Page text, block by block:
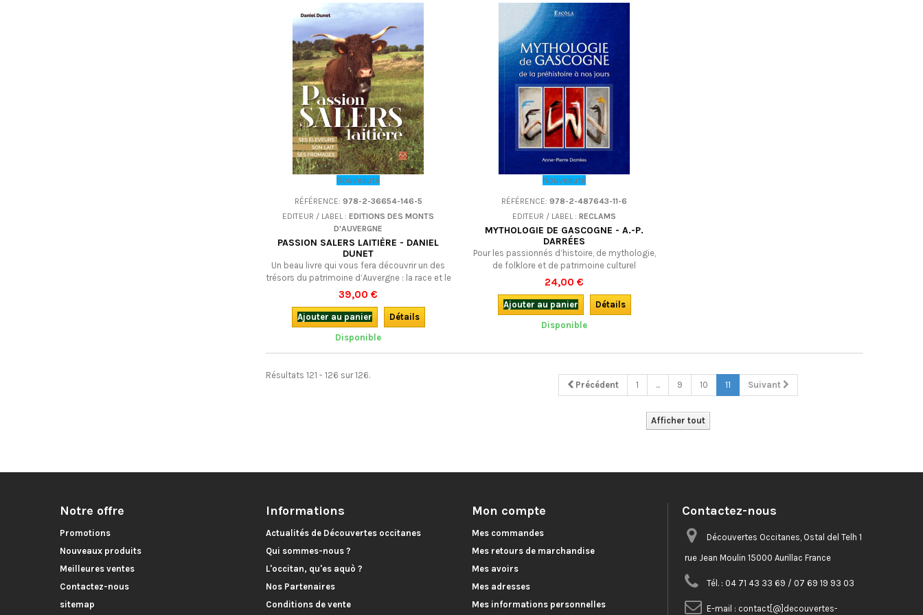
Nouveauté
RÉFÉRENCE: 978-2-36654-146-5
EDITEUR / LABEL :EDITIONS DES MONTS
D'AUVERGNE
PASSION SALERS LAITIÈRE - DANIEL
DUNET
Un beau livre qui vous fera découvrir un des
trésors du patrimoine d’Auvergne : la race et le
fromage de Salers, leur histoire et les savoir-
faire qui leur sont liés. Un beau livre illustré en
couleurs, relié, en français.
39,00 €
Ajouter au panier
Détails
Disponible
Nouveauté
RÉFÉRENCE:978-2-487643-11-6
EDITEUR / LABEL :RECLAMS
MYTHOLOGIE DE GASCOGNE - A.-P.
DARRÉES
Pour les passionnés d’histoire, de mythologie,
de folklore et de patrimoine culturel
immatériel, une exploration passionnante des
mythes, légendes et croyances de la
Gascogne, de leurs racines préhistoriques à
nos jours. Un remarquable travail de
recherche et de transmission. En français.
24,00 €
Ajouter au panier
Détails
Disponible
Précédent 1 ... 9 10 11 Suivant
Afficher tout
Résultats 121 - 126 sur 126.
Notre offre
Promotions
Nouveaux produits
Meilleures ventes
Contactez-nous
sitemap
Informations
Actualités de Découvertes occitanes
Qui sommes-nous ?
L'occitan, qu'es aquò ?
Nos Partenaires
Conditions de vente
Mon compte
Mes commandes
Mes retours de marchandise
Mes avoirs
Mes adresses
Mes informations personnelles
Contactez-nous
Découvertes Occitanes, Ostal del Telh 1
rue Jean Moulin 15000 Aurillac France
Tél. : 04 71 43 33 69 / 07 69 19 93 03
E-mail : contact[@]decouvertes-